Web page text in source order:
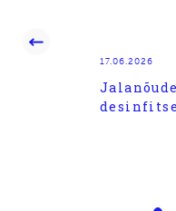
17.06.2026
Jalanõude